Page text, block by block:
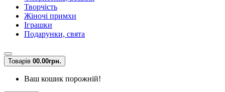
Творчість
Жіночі примхи
Іграшки
Подарунки, свята
Товарів 00.00грн.
Ваш кошик порожній!